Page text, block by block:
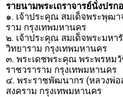
รายนามพระเถราจารย์นั่งปรก
๑. เจ้าประคุณ สมเด็จพระพุฒ
ราม กรุงเทพมหานคร
๒. เจ้าประคุณ สมเด็จพระมห
วิทยาราม กรุงเทพมหานคร
๓. พระเดชพระคุณ พระพรหม
ราชวราราม กรุงเทพมหานคร
๔. พระราชพัฒนากร (หลวงพ่
สงคราม กรุงเทพมหานคร